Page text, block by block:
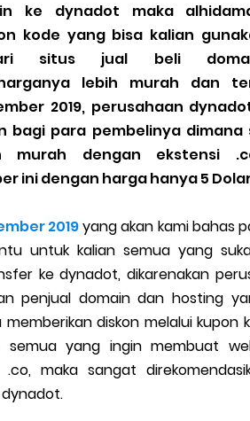
Sendiri dan Orang Lain
Driver
Online
Akun Gojek Dibekukan
Sesuai dengan Orderan
Mitra Gojek
Mudah
yang Perlu Kamu Ketahui
dan Mobil 2023
ke dynadot maka
kode yang bisa kalian
situs jual beli
lebih murah dan
2019, perusahaan
bagi para pembelinya dimana
murah dengan ekstensi
ini dengan harga hanya 5
2019yang akan kami bahas
untuk kalian semua yang
ke dynadot, dikarenakan
penjual domain dan hosting
diskon melalui kupon
semua yang ingin membuat
maka sangat